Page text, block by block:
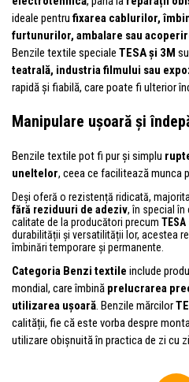
ideale pentru fixarea cablurilor,
furtunurilor, ambalare sau
Benzile textile speciale TESA și 3M
teatrală, industria filmului sau
rapidă și fiabilă, care poate fi ulterior
Manipulare ușoară și
Benzile textile pot fi pur și simplu
uneltelor, ceea ce facilitează munca
Deși oferă o rezistență ridicată,
fără reziduuri de adeziv, în special în
calitate de la producători precum TESA
durabilității și versatilității lor, acestea
îmbinări temporare și permanente.
Categoria Benzi textile include
mondial, care îmbină prelucrarea
utilizarea ușoară. Benzile mărcilor
calității, fie că este vorba despre
utilizare obișnuită în practica de zi cu